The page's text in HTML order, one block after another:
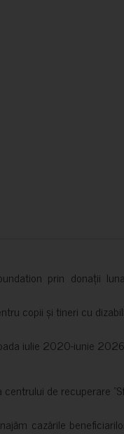
prin donații
copii și tineri cu
iulie 2020-iunie
de recuperare
cazările